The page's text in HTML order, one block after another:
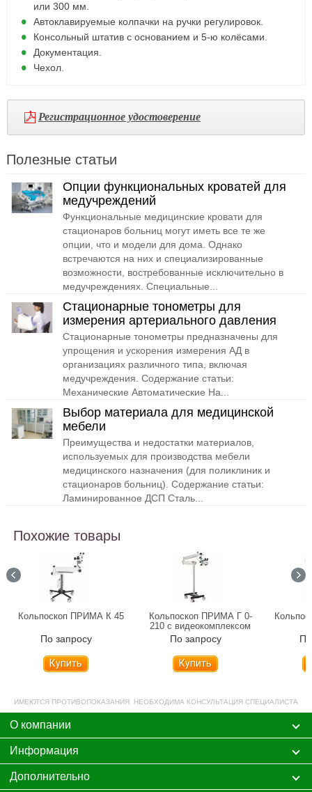
или 300 мм.
Автоклавируемые колпачки на ручки регулировок.
Консольный штатив с основанием и 5-ю колёсами.
Документация.
Чехол.
Регистрационное удостоверение
Полезные статьи
Опции функциональных кроватей для
медучреждений
Функциональные медицинские кровати для
стационаров больниц могут иметь все те же
опции, что и модели для дома. Однако
встречаются на них и специализированные
возможности, востребованные исключительно в
медучреждениях. Специальные...
Стационарные тонометры для
измерения артериального давления
Стационарные тонометры предназначены для
упрощения и ускорения измерения АД в
организациях различного типа, включая
медучреждения. Содержание статьи:
Механические Автоматические На...
Выбор материала для медицинской
мебели
Преимущества и недостатки материалов,
используемых для производства мебели
медицинского назначения (для поликлиник и
стационаров больниц). Содержание статьи:
Ламинированное ДСП Сталь...
Похожие товары
Кольпоскоп ПРИМА К 45
По запросу
Купить
Кольпоскоп ПРИМА Г 0-
210 с видеокомплексом
По запросу
Купить
ИМЕЮТСЯ ПРОТИВОПОКАЗАНИЯ. НЕОБХОДИМА КОНСУЛЬТАЦИЯ СПЕЦИАЛИСТА
О компании
Информация
Дополнительно